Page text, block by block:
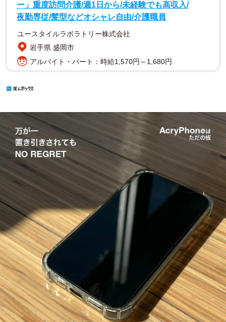
ー」重度訪問介護/週1日から/未経験でも高収入/
夜勤専従/髪型などオシャレ自由/介護職員
ユースタイルラボラトリー株式会社
岩手県 盛岡市
アルバイト・パート：時給1,570円～1,680円